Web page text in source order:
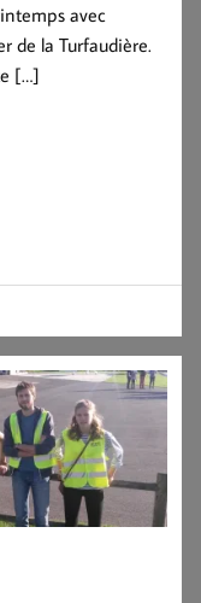
avec
de la Turfaudière.
[…]